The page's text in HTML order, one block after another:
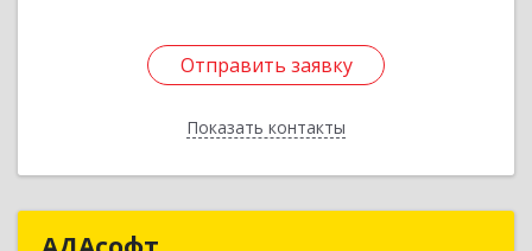
Отправить заявку
Показать контакты
Отправить заявку
Назад